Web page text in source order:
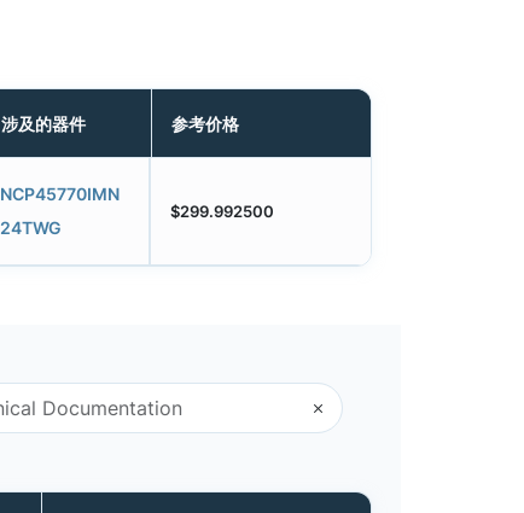
涉及的器件 参考价格
NCP45770IMN
24TWG
$299.992500